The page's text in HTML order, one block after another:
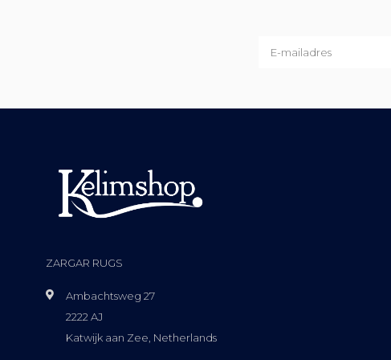
ZARGAR RUGS
Ambachtsweg 27
2222 AJ
Katwijk aan Zee, Netherlands